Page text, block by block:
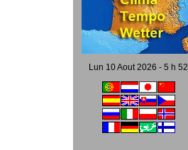
Lun 10 Aout 2026 - 5 h 52